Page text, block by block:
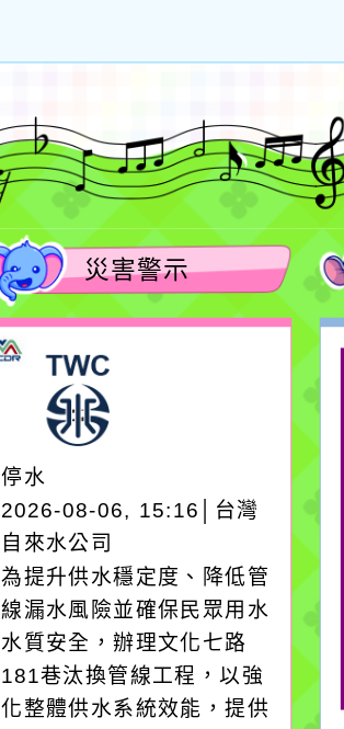
災害警示
停水
2026-08-06, 15:16│台灣
自來水公司
為提升供水穩定度、降低管
線漏水風險並確保民眾用水
水質安全，辦理文化七路
181巷汰換管線工程，以強
化整體供水系統效能，提供
作者：網路小語
生活是一面鏡子。你對